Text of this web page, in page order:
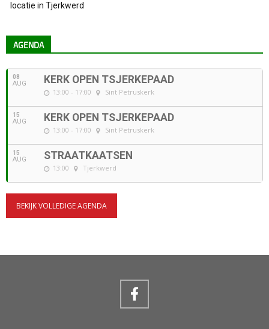
locatie in Tjerkwerd
AGENDA
08
AUG KERK OPEN TSJERKEPAAD
13:00 - 17:00 Sint Petruskerk
15
AUG KERK OPEN TSJERKEPAAD
13:00 - 17:00 Sint Petruskerk
15
AUG STRAATKAATSEN
13:00 Tjerkwerd
BEKIJK VOLLEDIGE AGENDA